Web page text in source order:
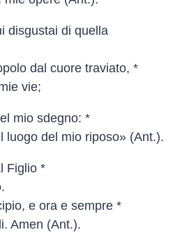
disgustai di quella
dal cuore traviato, *
vie;
mio sdegno: *
luogo del mio riposo» (Ant.).
Figlio *
e ora e sempre *
Amen (Ant.).